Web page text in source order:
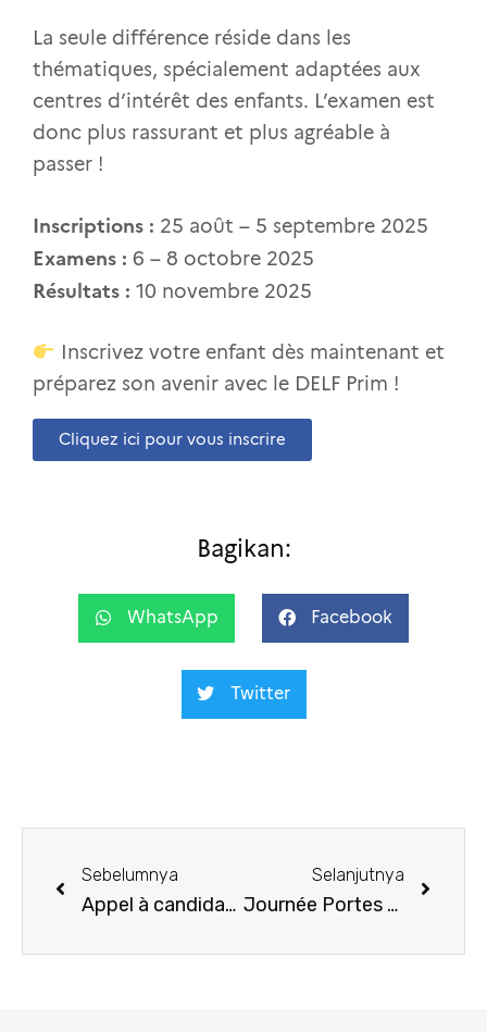
La seule différence réside dans les
thématiques, spécialement adaptées aux
centres d’intérêt des enfants. L’examen est
donc plus rassurant et plus agréable à
passer !
Inscriptions : 25 août – 5 septembre 2025
Examens : 6 – 8 octobre 2025
Résultats : 10 novembre 2025
Inscrivez votre enfant dès maintenant et
préparez son avenir avec le DELF Prim !
Cliquez ici pour vous inscrire
Bagikan:
WhatsApp Facebook
Twitter
Sebelumnya
Appel à candidatures : Résidence Kota 2026
Selanjutnya
Journée Portes Ouvertes IFI 2025